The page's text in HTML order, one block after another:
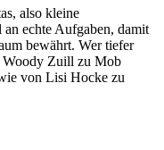
also kleine
echte Aufgaben, damit
bewährt. Wer tiefer
Woody Zuill zu Mob
von Lisi Hocke zu